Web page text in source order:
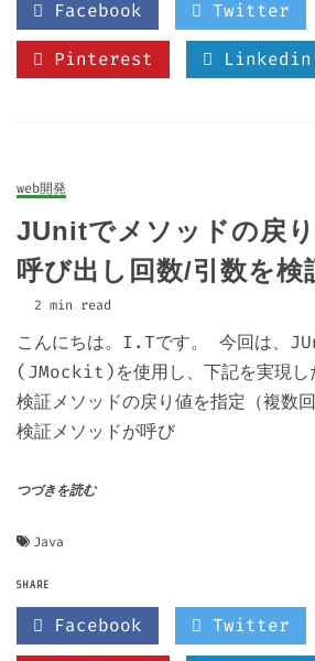
Facebook Twitter
Pinterest Linkedin
web開発
JUnitでメソッドの戻り
呼び出し回数/引数を検
2 min read
こんにちは。I.Tです。 今回は、
(JMockit)を使用し、下記を実現し
検証メソッドの戻り値を指定（複数
検証メソッドが呼び
つづきを読む
Java
SHARE
Facebook Twitter